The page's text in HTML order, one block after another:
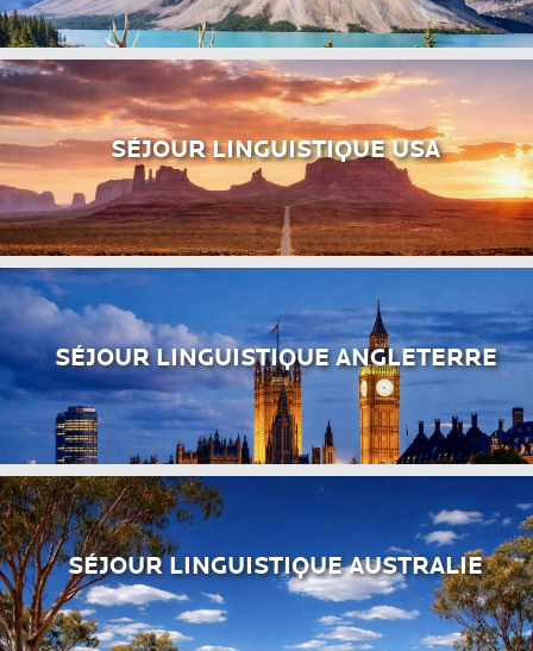
SÉJOUR LINGUISTIQUE USA
SÉJOUR LINGUISTIQUE ANGLETERRE
SÉJOUR LINGUISTIQUE AUSTRALIE